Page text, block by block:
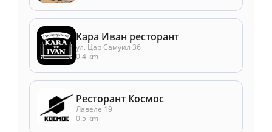
Кара Иван ресторант
ул. Цар Самуил 36
0.4 km
Ресторант Космос
Лавеле 19
0.5 km